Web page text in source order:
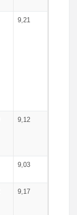
9,21
9,12
9,03
9,17